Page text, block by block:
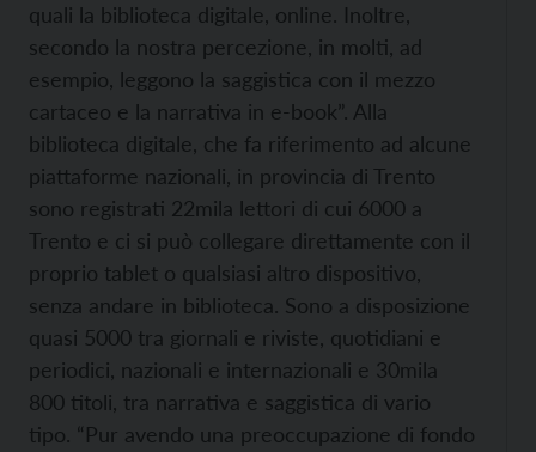
quali la biblioteca digitale, online. Inoltre,
secondo la nostra percezione, in molti, ad
esempio, leggono la saggistica con il mezzo
cartaceo e la narrativa in e-book”. Alla
biblioteca digitale, che fa riferimento ad alcune
piattaforme nazionali, in provincia di Trento
sono registrati 22mila lettori di cui 6000 a
Trento e ci si può collegare direttamente con il
proprio tablet o qualsiasi altro dispositivo,
senza andare in biblioteca. Sono a disposizione
quasi 5000 tra giornali e riviste, quotidiani e
periodici, nazionali e internazionali e 30mila
800 titoli, tra narrativa e saggistica di vario
tipo. “Pur avendo una preoccupazione di fondo